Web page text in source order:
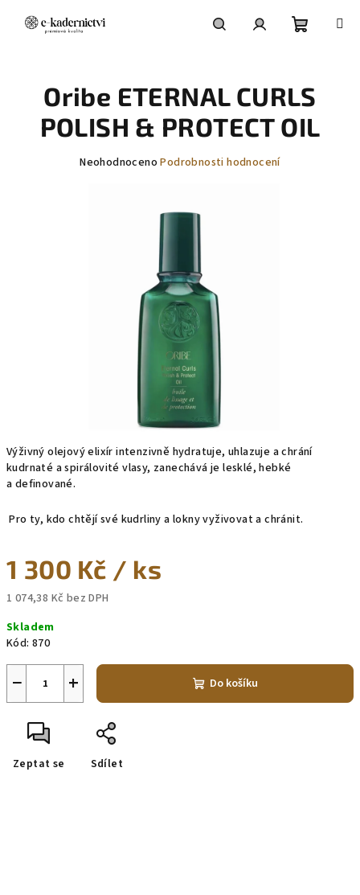
košík
Výživný olejový elixír intenzivně hydratuje, uhlazuje a chrání
kudrnaté a spirálovité vlasy, zanechává je lesklé, hebké
a definované.
Pro ty, kdo chtějí své kudrliny a lokny vyživovat a chránit.
1 300 Kč / ks
1 074,38 Kč bez DPH
cena:
Skladem
Kód: 870
+
− Do košíku
Zeptat se Sdílet
Oribe ETERNAL CURLS
POLISH & PROTECT OIL
Průměrné
Neohodnoceno Podrobnosti hodnocení